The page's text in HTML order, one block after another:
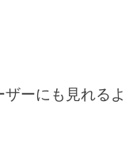
ーにも見れるよ